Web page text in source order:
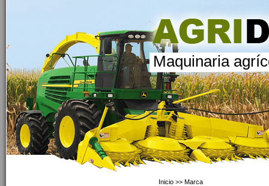
Maquinaria
Inicio >> Marca